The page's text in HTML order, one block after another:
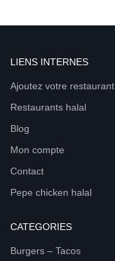
LIENS INTERNES
Ajoutez votre restaurant
Restaurants halal
Blog
Mon compte
Contact
Pepe chicken halal
CATEGORIES
Burgers – Tacos